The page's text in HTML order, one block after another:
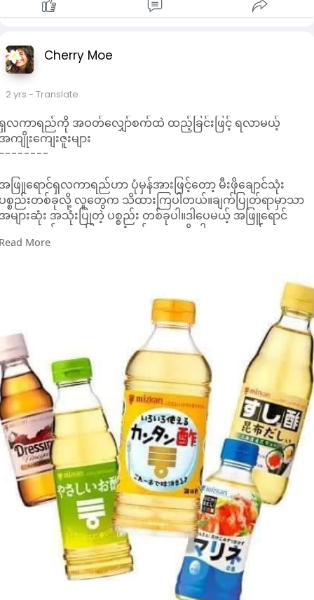
၁) ဧတံ ပုညဘာဂံ ဤကဲ့သို့ ကျင့်ကြံပွားများအားထုတ် လှူဒါန်း
နတ္တလူနတ်ဗြဟ္မာ၊အနတ္တသတ္တဝါများအားလုံး ၊အရပ်လေးမျက်နာ ၊
ရပ်ရှစ်မျက်နာ၊ အရပ်ဆယ်မျက်နာ၌ ရှိကြကုန်သော အနန္တ နတ်၊ လူ
၂) သာသနာတော်အား စောင့်ရှောက်
ျက်ရှိသော ဘိုးတော်သိကြားမင်းနှင့်တကွ
ာသနာစောင့်နတ်မင်းကြီး ၄ ပါး
၃) တောစောင့်နတ်၊ တောင်စောင့်နတ်၊
ြို့စောင့်နတ်၊ ရွာစောင့်နတ်၊အာကာသစိုး၊
က်ခစိုး၊ဘုမ်မစိုး၊
မုဒ္ဒရာစောင့်နတ်၊မီးစောင့်နတ်၊
ောင့်ရှောက်လျက်ရှိကြကုန်သော
တ်မင်းအပေါင်းတို့အားလည်းကောင်း။
၄) ဝိရူပက္ခမြွေနတ်နဂါးမင်း၊
ဗျာပုတ္တမြွေနတ်နဂါးမင်းနှင့်တကွ
တ်နဂါးမင်းအပေါင်းတို့အားလည်းကောင်း။
၅) ဘုရားသိုက်၊နဂါးသိုက်၊ကုလားသိုက်၊
မ်းသိုက်၊ဘီလူးသိုက် အစရှိသဖြင့် သိုက်နန်းရှင်၊
က်ချုပ်၊ သိုက်ဝင်အပေါင်းတို့နှင့်တကွ
ဂါး ဂဠုန် ကု မ္ဘဏ် ယက္ခ၊ဂန္ဓဗ္ဗ
တ်အပေါင်းတို့အားလည်းကောင်း။
၆) ဘုရားတပည့်တော်ဘဝအဆက်ဆက်
သရာ၌ တော်စပ်ခဲ့သော မိခင်၊ဖခင်၊ဆရာသခင်၊
ျေးဇူးရှင်များနှင့်
ေတော်အပေါင်း
ျိုးတော်ရှစ်သောင်းတို့အားလည်းကောင်း၊
Cherry Moe
2 yrs - Translate
လကာရည်ကို အဝတ်လျှော်စက်ထဲ ထည့်ခြင်းဖြင့် ရလာမယ့်
ကျိုးကျေးဇူးများ
ဖြူရောင်ရှလကာရည်ဟာ ပုံမှန်အားဖြင့်တော့ မီးဖိုချောင်သုံး
စ္စည်းတစ်ခုလို့ လူတွေက သိထားကြပါတယ်။ချက်ပြုတ်ရာမှာသာ
များဆုံး အသုံးပြုတဲ့ ပစ္စည်း တစ်ခုပါ။ဒါပေမယ့် အဖြူရောင်
လကာရည်မှာ တခြားအသုံးဝင်တာတွေရှိ ပါေ သးတယ်။
လကာရည်ကို သန့်ရှင်းရေးသုံးပစ္စည်းတစ်ခုအဖြစ်လည်း သုံးနိုင်ပါ
ဝတ်လျှော် ဆပ်ပြာမှုန့်တစ်ခုအဖြစ် ၎င်းကို အသုံးပြုလို့ရပါတယ်။
အဝတ်လျှော်စက်ထဲကို ရှလကာရည်ထည့်ပေးခြင်း အားဖြင့် ရလာ
ယ့် အကျိုးကျေးဇူးတွေကတော့..
၁)အထည်သား တွေကို နူးညံ့စေ
ေအိမ်မှာ အသုံးပြုတဲ့ တဘက်တွေ၊မျက်နှာသုတ်ပဝါတွေဟာ
သုံးပြုတာကြာ လာရင် အစတွေထွက်တာ၊အမွှေးပွတွေပျောက်ပြီး
ြမ်းကုန်တာတွေဖြစ် တတ် ပါတယ်။ဒါကြောင့်ဝယ်ခါစ ကလိုပဲ နူး
းညံ့ညံ့လေးဖြစ်ချင်တယ်ဆိုရင်တော့ လွယ်ပါတယ်။အထည်သား၊
က်ထည်မျိုး ဖြစ်ဖို့ တော့လိုပါတယ်။ အဝတ်လျှော် စက်ထဲကို
လကာရည် လက်ဖက်ရည်ခွက်တစ်ခွက်၊ကိုင်းခွက်ရှိရင် ကိုင်းခွက်
စ်ခွက် (ပုံမှာပြထားတဲ့ ခွက်မျိုး)ထည့်ပြီး လျှော်ပေးလိုက်ပါ။အဲ့ဒါ
ရင်ေ တာ့ နူးညံ့တဲ့ မျက်နှာသုတ်ပဝါ၊တဘက်တွေကို ရရှိပိုင် ဆိုင်
င်မှာဖြစ်ပါတယ်။
၂)ဗက်တီးရီးယားကို သေစေ
န့်စင်ထားတဲ့ အဖြူရောင်ရှလကာရည်ကို အကောင်းဆုံး
းသတ်ဆေးပါ။ဗက် တီးရီးယားတွေကို သေေစေပါတယ်။ဒါကြောင့်
စ်ပတ်နေတယ်၊ပိုးမွှားတွေ ကပ်ငြိနေတယ်လို့ ထင်တဲ့ အဝတ်အစား
More